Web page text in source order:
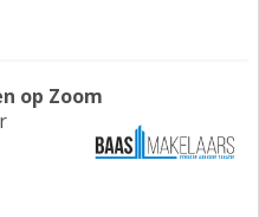
op Zoom